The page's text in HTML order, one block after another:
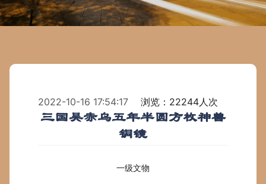
2022-10-16 17:54:17 浏览：22244人次
三国吴赤乌五年半圆方枚神兽
铜镜
一级文物